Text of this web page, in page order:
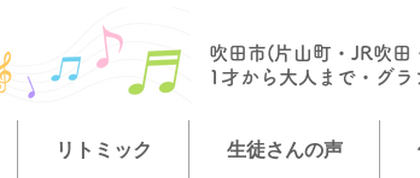
リトミック 生徒さんの声
吹田市(片山町・JR吹田
​1才から大人まで・グラ